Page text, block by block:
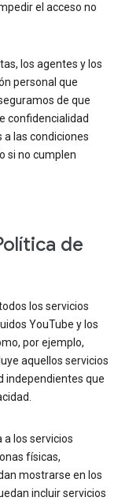
el acceso no
los agentes y los
personal que
de que
confidencialidad
las condiciones
si no cumplen
de
los servicios
YouTube y los
por ejemplo,
aquellos servicios
independientes que
a los servicios
físicas,
mostrarse en los
incluir servicios